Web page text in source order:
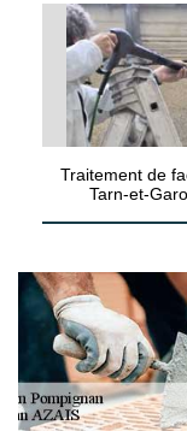
Traitement de
Tarn-et-